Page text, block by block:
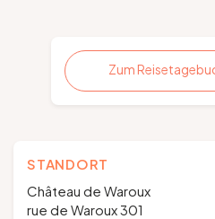
Zum
STANDORT
Château de Waroux
rue de Waroux 301